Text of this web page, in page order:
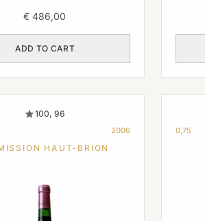
€ 486,00
ADD TO CART
100, 96
2006
HAUT-BRION
0,75